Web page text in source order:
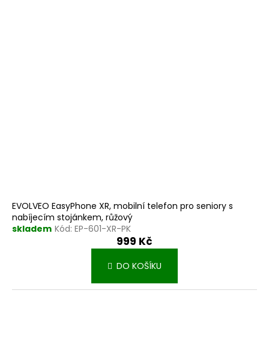
EVOLVEO EasyPhone XR, mobilní telefon pro seniory s
nabíjecím stojánkem, růžový
skladem Kód: EP-601-XR-PK
999 Kč
DO KOŠÍKU